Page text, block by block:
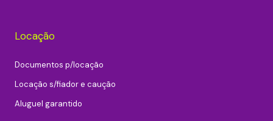
Locação
Documentos p/locação
Locação s/fiador e caução
Aluguel garantido